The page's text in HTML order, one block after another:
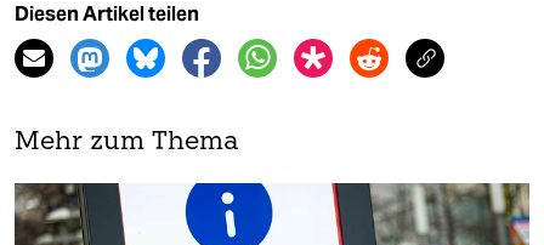
Diesen Artikel teilen
Mehr zum Thema